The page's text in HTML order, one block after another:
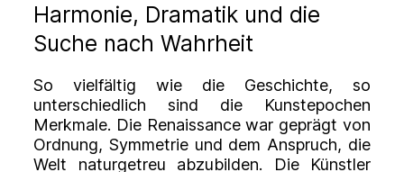
Harmonie, Dramatik und die
Suche nach Wahrheit
So vielfältig wie die Geschichte, so
unterschiedlich sind die Kunstepochen
Merkmale. Die Renaissance war geprägt von
Ordnung, Symmetrie und dem Anspruch, die
Welt naturgetreu abzubilden. Die Künstler